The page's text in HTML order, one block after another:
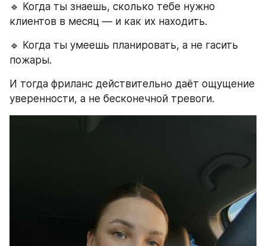
🔹 Когда ты знаешь, сколько тебе нужно
клиентов в месяц — и как их находить.
🔹 Когда ты умеешь планировать, а не гасить
пожары.
И тогда фриланс действительно даёт ощущение
уверенности, а не бесконечной тревоги.